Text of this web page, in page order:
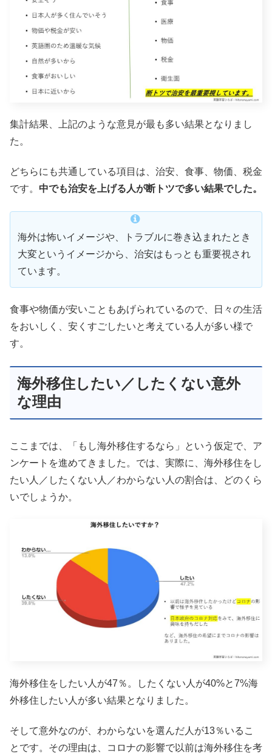
集計結果、上記のような意見が最も多い結果となりまし
た。
どちらにも共通している項目は、治安、食事、物価、税金
です。 中でも治安を上げる人が断トツで多い結果でした。
海外は怖いイメージや、トラブルに巻き込まれたとき
大変というイメージから、治安はもっとも重要視され
ています。
食事や物価が安いこともあげられているので、日々の生活
をおいしく、安くすごしたいと考えている人が多い様で
す。
海外移住したい／したくない意外
な理由
ここまでは、「もし海外移住するなら」という仮定で、ア
ンケートを進めてきました。では、実際に、海外移住をし
たい人／したくない人／わからない人の割合は、どのくら
いでしょうか。
海外移住をしたい人が47％。したくない人が40%と7%海
外移住したい人が多い結果となりました。
そして意外なのが、わからないを選んだ人が13％いるこ
とです。その理由は、コロナの影響で以前は海外移住を考